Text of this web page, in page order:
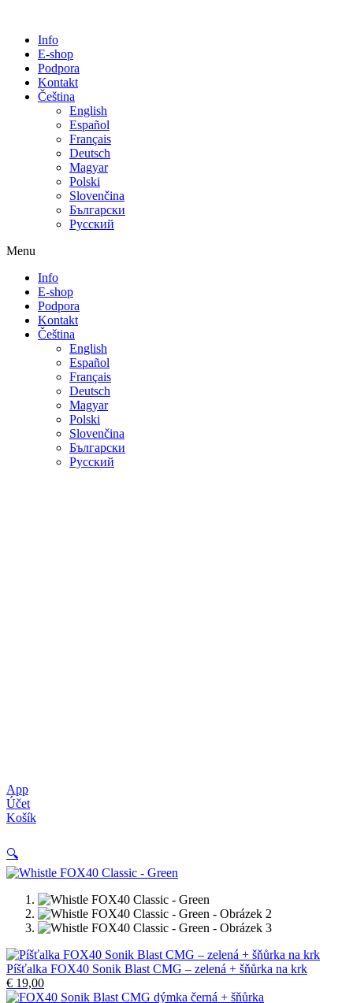
Info
E-shop
Podpora
Kontakt
Čeština
English
Español
Français
Deutsch
Magyar
Polski
Slovenčina
Български
Русский
Menu
Info
E-shop
Podpora
Kontakt
Čeština
English
Español
Français
Deutsch
Magyar
Polski
Slovenčina
Български
Русский
App
Účet
Košík
🔍
Píšťalka FOX40 Sonik Blast CMG – zelená + šňůrka na krk
€ 19,00